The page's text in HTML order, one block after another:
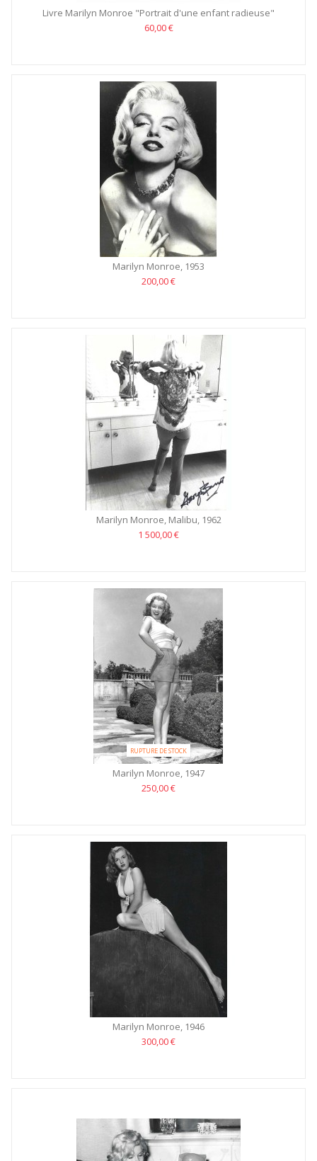
Livre Marilyn Monroe "Portrait d'une enfant radieuse"
60,00 €
Marilyn Monroe, 1953
200,00 €
Marilyn Monroe, Malibu, 1962
1 500,00 €
RUPTURE DE STOCK
Marilyn Monroe, 1947
250,00 €
Marilyn Monroe, 1946
300,00 €